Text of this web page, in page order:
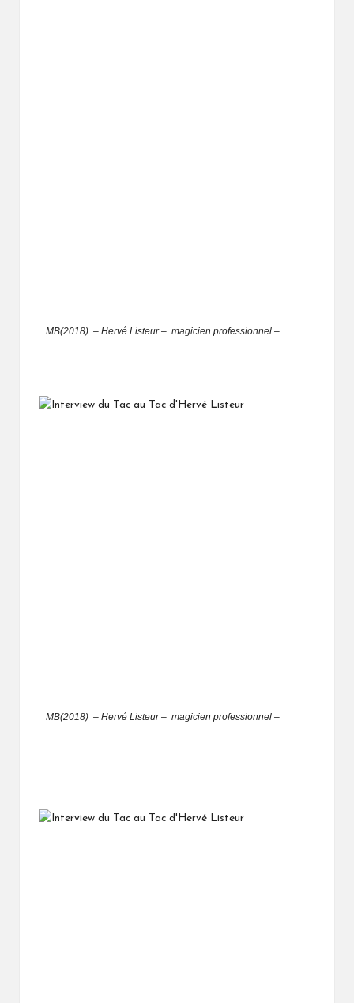
MB(2018) – Hervé Listeur– magicien professionnel –
MB(2018) – Hervé Listeur– magicien professionnel –